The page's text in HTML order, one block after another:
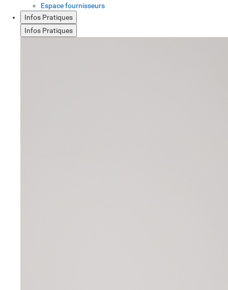
Espace fournisseurs
Infos Pratiques
Infos Pratiques